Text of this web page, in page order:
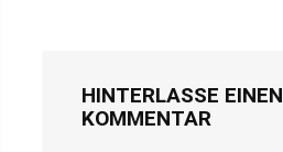
HINTERLASSE EINEN
KOMMENTAR